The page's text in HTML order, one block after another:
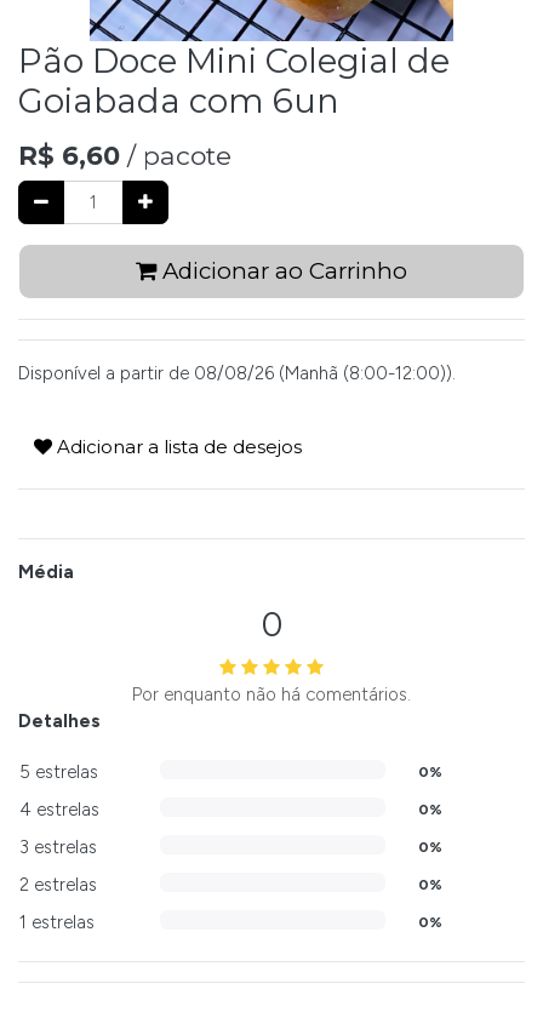
Pão Doce Mini Colegial de
Goiabada com 6un
R$ 6,60 / pacote
Adicionar ao Carrinho
Disponível a partir de 08/08/26 (Manhã (8:00-12:00)).
Adicionar a lista de desejos
Média
0
Por enquanto não há comentários.
Detalhes
5 estrelas 0%
4 estrelas 0%
3 estrelas 0%
2 estrelas 0%
1 estrelas 0%